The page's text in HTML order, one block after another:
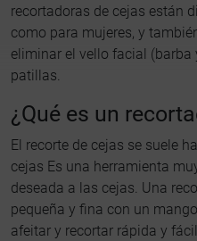
recortadoras de cejas están
como para mujeres, y
eliminar el vello facial
patillas.
¿Qué es un
El recorte de cejas se suele
cejas Es una herramienta
deseada a las cejas. Una
pequeña y fina con un
afeitar y recortar rápida y